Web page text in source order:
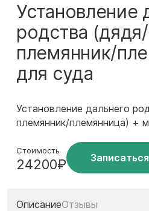
Установление
родства
племянник/
для суда
Установление дальнего
племянник/племянница) +
Стоимость
24200₽
ОписаниеОтзывы